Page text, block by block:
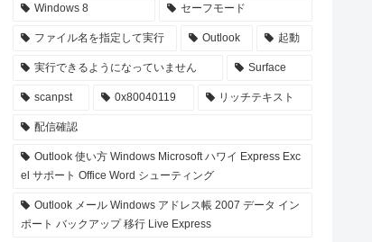
Windows 8 セーフモード
ファイル名を指定して実行 Outlook 起動
実行できるようになっていません Surface
scanpst 0x80040119 リッチテキスト
配信確認
Outlook 使い方 Windows Microsoft ハワイ Express Exc
el サポート Office Word シューティング
Outlook メール Windows アドレス帳 2007 データ イン
ポート バックアップ 移行 Live Express